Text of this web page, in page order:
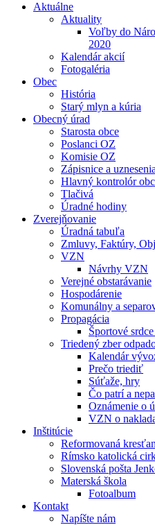
Aktuálne
Aktuality
Voľby do
2020
Kalendár akcií
Fotogaléria
Obec
História
Starý mlyn a kúria
Obecný úrad
Starosta obce
Poslanci OZ
Komisie OZ
Zápisnice a uznesenia
Hlavný kontrolór
Tlačivá
Úradné hodiny
Zverejňovanie
Úradná tabuľa
Zmluvy, Faktúry,
VZN
Návrhy VZN
Verejné obstarávanie
Hospodárenie
Komunálny a
Propagácia
Športové
Triedený zber
Kalendár
Prečo triediť
Súťaže, hry
Čo patrí a
Oznámenie o
VZN o
Inštitúcie
Reformovaná
Rímsko katolická
Slovenská pošta
Materská škola
Fotoalbum
Kontakt
Napíšte nám